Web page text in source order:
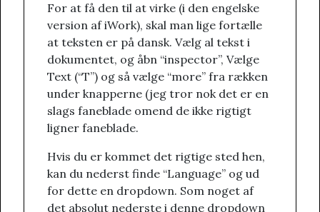
For at få den til at virke (i den engelske
version af iWork), skal man lige fortælle
at teksten er på dansk. Vælg al tekst i
dokumentet, og åbn “inspector”, Vælge
Text (“T”) og så vælge “more” fra rækken
under knapperne (jeg tror nok det er en
slags faneblade omend de ikke rigtigt
ligner faneblade.
Hvis du er kommet det rigtige sted hen,
kan du nederst finde “Language” og ud
for dette en dropdown. Som noget af
det absolut nederste i denne dropdown